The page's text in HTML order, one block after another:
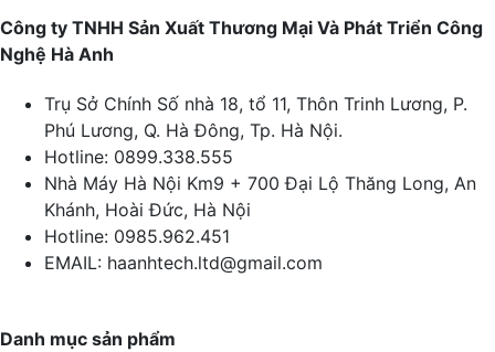
Công ty TNHH Sản Xuất Thương Mại Và Phát Triển Công
Nghệ Hà Anh
Trụ Sở Chính Số nhà 18, tổ 11, Thôn Trinh Lương, P.
Phú Lương, Q. Hà Đông, Tp. Hà Nội.
Hotline: 0899.338.555
Nhà Máy Hà Nội Km9 + 700 Đại Lộ Thăng Long, An
Khánh, Hoài Đức, Hà Nội
Hotline: 0985.962.451
EMAIL: haanhtech.ltd@gmail.com
Danh mục sản phẩm